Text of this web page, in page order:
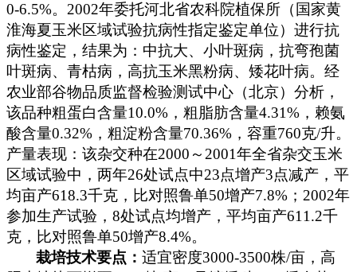
0-6.5%。 2002年委托河北省农科院植保所（国家黄
淮海夏玉米区域试验抗病性指定鉴定单位）进行抗
病性鉴定，结果为：中抗大、小叶斑病，抗弯孢菌
叶斑病、青枯病，高抗玉米黑粉病、矮花叶病。经
农业部谷物品质监督检验测试中心（北京）分析，
该品种粗蛋白含量10.0% ，粗脂肪含量4.31% ，赖氨
酸含量0.32% ，粗淀粉含量70.36% ，容重760克/升。
产量表现：该杂交种在2000 ～ 2001年全省杂交玉米
区域试验中，两年26处试点中23点增产3点减产，平
均亩产618.3千克 ，比对照鲁单50增产7.8% ； 2002年
参加生产试验， 8处试点均增产，平均亩产611.2千
克 ，比对照鲁单50增产8.4%。
栽培技术要点：适宜密度3000-3500株/亩，高